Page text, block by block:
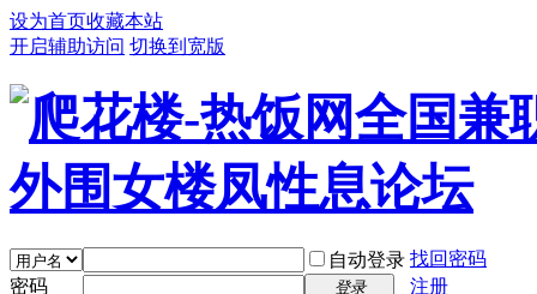
设为首页收藏本站
开启辅助访问 切换到宽版
自动登录 找回密码
密码
登录 注册